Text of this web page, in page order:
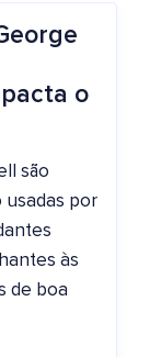
o
são
usadas por
às
de boa